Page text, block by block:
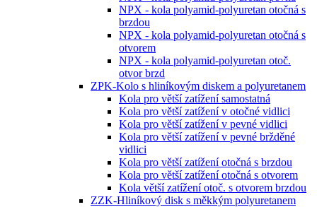
NPX - kola polyamid-polyuretan otočná s
brzdou
NPX - kola polyamid-polyuretan otočná s
otvorem
NPX - kola polyamid-polyuretan otoč.
otvor brzd
ZPK-Kolo s hliníkovým diskem a polyuretanem
Kola pro větší zatížení samostatná
Kola pro větší zatížení v otočné vidlici
Kola pro větší zatížení v pevné vidlici
Kola pro větší zatížení v pevné bržděné
vidlici
Kola pro větší zatížení otočná s brzdou
Kola pro větší zatížení otočná s otvorem
Kola větší zatížení otoč. s otvorem brzdou
ZZK-Hliníkový disk s měkkým polyuretanem